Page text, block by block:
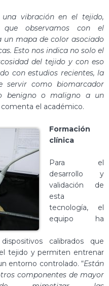
una vibración en el tejido,
observamos con el
mapa de color asociado
Esto nos indica no solo el
del tejido y con eso
con estudios recientes, la
servir como biomarcador
benigno o maligno a un
comenta el académico.
Formación
clínica
Para el
desarrollo y
validación de
esta
tecnología, el
equipo ha
calibrados que
tejido y permiten entrenar
entorno controlado. “Están
componentes de mayor